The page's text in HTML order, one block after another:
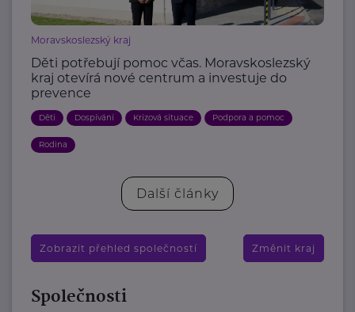
Moravskoslezský kraj
Děti potřebují pomoc včas. Moravskoslezský
kraj otevírá nové centrum a investuje do
prevence
Děti Dospívání Krizová situace Podpora a pomoc
Rodina
Další články
Zobrazit přehled společností Změnit kraj
Společnosti